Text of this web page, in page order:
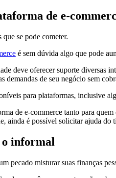
de e-
se pode cometer.
é sem dúvida algo que pode
deve oferecer suporte diversas
demandas de seu negócio sem
para plataformas, inclusive
de e-commerce tanto para
ainda é possível solicitar ajuda do
informal
pecado misturar suas finanças